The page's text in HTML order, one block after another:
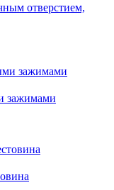
отверстием,
зажимами